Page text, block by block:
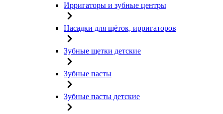
Ирригаторы и зубные центры
Насадки для щёток, ирригаторов
Зубные щетки детские
Зубные пасты
Зубные пасты детские